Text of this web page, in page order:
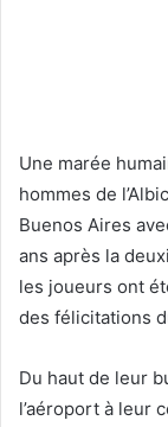
Une marée
hommes de
Buenos Aires
ans après la
les joueurs ont
des félicitations
Du haut de leur
l’aéroport à leur